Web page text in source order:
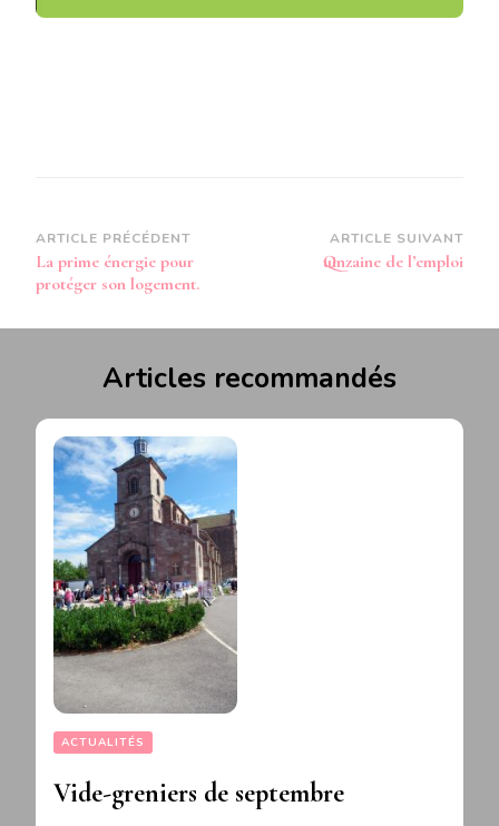
Navigation
d’article
ARTICLE PRÉCÉDENT
La prime énergie pour
protéger son logement.
ARTICLE SUIVANT
Quinzaine de l’emploi
Articles recommandés
ACTUALITÉS
Vide-greniers de septembre